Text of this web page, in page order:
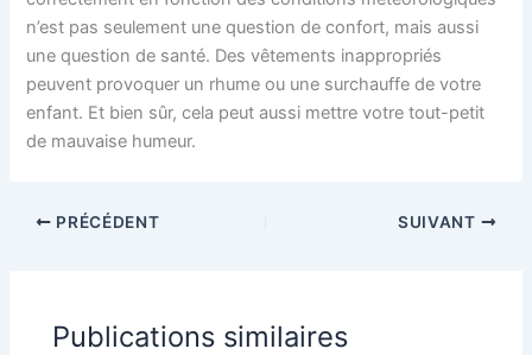
n’est pas seulement une question de confort, mais aussi
une question de santé. Des vêtements inappropriés
peuvent provoquer un rhume ou une surchauffe de votre
enfant. Et bien sûr, cela peut aussi mettre votre tout-petit
de mauvaise humeur.
PRÉCÉDENT SUIVANT
Publications similaires